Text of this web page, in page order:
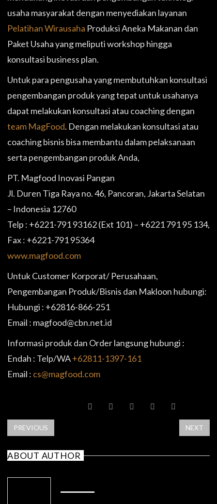
usaha masyarakat dengan menyediakan layanan
Pelatihan Wirausaha Produksi Aneka Makanan dan
Paket Usaha yang meliputi workshop hingga
konsultasi business plan.
Untuk para pengusaha yang membutuhkan konsultasi
pengembangan produk yang tepat untuk usahanya
dapat melakukan konsultasi atau coaching dengan
team MagFood. Dengan melakukan konsultasi atau
coaching bisnis bisa membantu dalam pelaksanaan
serta pengembangan produk Anda,
PT. Magfood Inovasi Pangan
Jl. Duren Tiga Raya no. 46, Pancoran, Jakarta Selatan
– Indonesia 12760
Telp : +6221-791 93162 (Ext 101) – +6221 791 95 134,
Fax : +6221-791 95364
www.magfood.com
Untuk Customer Korporat/ Perusahaan,
Pengembangan Produk/Bisnis dan Makloon hubungi:
Hubungi : +62816-866-251
Email : magfood@cbn.net.id
Informasi produk dan Order langsung hubungi :
Endah : Telp/WA+62811-1397-161
Email : cs@magfood.com
PREVIOUS NEXT
ABOUT AUTHOR